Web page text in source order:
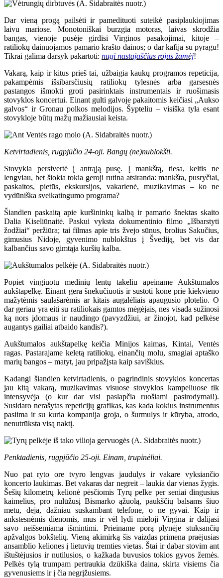
Dar vieną progą pailsėti ir pamedituoti suteikė pasiplaukiojimas
laivu mariose. Monotoniškai burzgia motoras, laivas skrodžia
bangas, vienoje pusėje girdisi Virginos pasakojimai, kitoje –
ratiliokų dainuojamos pamario krašto dainos; o dar kafija su pyragu!
Tikrai galima darsyk pakartoti: nugi nastajaščius rojus žamėj!
Vakarą, kaip ir kitus prieš tai, užbaigia kaukų programos repeticija,
pakampėmis išsibarsčiusių ratiliokų tylesnės arba garsesnės
pastangos išmokti groti pasirinktais instrumentais ir ruošimasis
stovyklos koncertui. Einant gulti galvoje pakaitomis keičiasi „Aukso
galvos“ ir Gronau polkos melodijos. Šypteliu – visiška tyla esant
stovykloje būtų mažų mažiausiai keista.
Ketvirtadienis, rugpjūčio 24-oji. Bangų (ne)nublokšti.
Stovykla persivertė į antrąją pusę. Į mankštą, tiesa, keltis ne
lengviau, bet šiokia tokia geroji rutina atsiranda: mankšta, pusryčiai,
paskaitos, pietūs, ekskursijos, vakarienė, muzikavimas – ko ne
vydūniška sveikatingumo programa?
Šiandien paskaitą apie kuršininkų kalbą ir pamario šnektas skaito
Dalia Kiseliūnaitė. Paskui vyksta dokumentinio filmo „Išbarstyti
žodžiai“ peržiūra; tai filmas apie tris žvejo sūnus, brolius Sakučius,
gimusius Nidoje, gyvenimo nublokštus į Švediją, bet vis dar
kalbančius savo gimtąja kuršių kalba.
Popiet vingiuotu medinių lentų takeliu apeiname Aukštumalos
aukštapelkę. Einant gera šnekučiuotis ir sustoti kone prie kiekvieno
mažytėmis saulašarėmis ar kitais augalėliais apaugusio plotelio. O
dar geriau yra eiti su ratiliokais gamtos mėgėjais, nes visada sužinosi
ką nors įdomaus ir naudingo (pavyzdžiui, ar žinojot, kad pelkėse
augantys gailiai atbaido kandis?).
Aukštumalos aukštapelkę keičia Minijos kaimas, Kintai, Ventės
ragas. Pastarajame keletą ratiliokų, einančių molu, smagiai aptaško
marių bangos – matyt, jau pripažįsta kaip saviškius.
Kadangi šiandien ketvirtadienis, o pagrindinis stovyklos koncertas
jau kitą vakarą, muzikavimas visuose stovyklos kampeliuose tik
intensyvėja (o kur dar visi paslapčia ruošiami pasirodymai!).
Susidaro nerašytas repeticijų grafikas, kas kada kokius instrumentus
pasiima ir su kuria kompanija groja, o šurmulys ir kūryba, atrodo,
nenutrūksta visą naktį.
Penktadienis, rugpjūčio 25-oji. Einam, trupinėliai.
Nuo pat ryto ore tvyro lengvas jaudulys ir vakare vyksiančio
koncerto laukimas. Bet vakaras dar negreit – laukia dar vienas žygis.
Šešių kilometrų kelionė pėsčiomis Tyrų pelke per seniai dingusius
kaimelius, pro nulūžusį Bismarko ąžuolą, paukščių balsams šiuo
metu, deja, dažniau suskambant telefone, o ne gyvai. Kaip ir
ankstesnėmis dienomis, mus ir vėl lydi mieloji Virgina ir dalijasi
savo neišsemiama išmintimi. Prieiname porą plynėje stūksančių
apžvalgos bokštelių. Vieną akimirką šis vaizdas primena praėjusias
ansamblio keliones į lietuvių tremties vietas. Štai ir dabar stovim ant
ištuštėjusios ir nutilusios, o kažkada buvusios tokios gyvos žemės.
Pelkės tylą trumpam pertraukia dzūkiška daina, skirta visiems čia
gyvenusiems ir į čia negrįžusiems.